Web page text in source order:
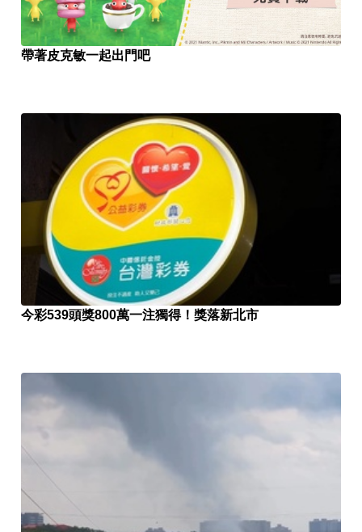
帶著皮克敏一起出門吧
今彩539頭獎800萬一注獨得！獎落新北市